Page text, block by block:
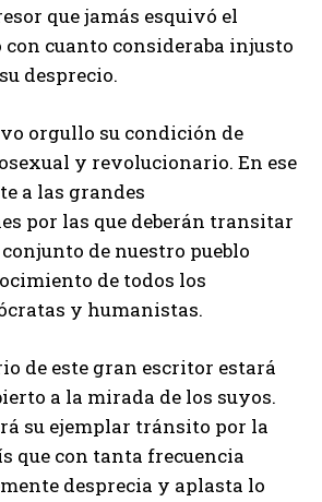
que jamás esquivó el
cuanto consideraba injusto
desprecio.
orgullo su condición de
y revolucionario. En ese
a las grandes
por las que deberán transitar
de nuestro pueblo
de todos los
y humanistas.
de este gran escritor estará
a la mirada de los suyos.
su ejemplar tránsito por la
que con tanta frecuencia
desprecia y aplasta lo